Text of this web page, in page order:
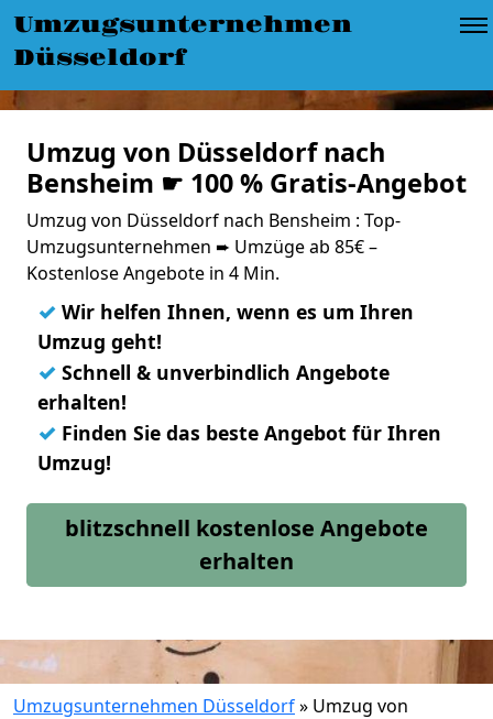
Umzugsunternehmen
Düsseldorf
Umzug von Düsseldorf nach
Bensheim ☛ 100 % Gratis-Angebot
Umzug von Düsseldorf nach Bensheim : Top-
Umzugsunternehmen ➨ Umzüge ab 85€ –
Kostenlose Angebote in 4 Min.
✓ Wir helfen Ihnen, wenn es um Ihren
Umzug geht!
✓ Schnell & unverbindlich Angebote
erhalten!
✓ Finden Sie das beste Angebot für Ihren
Umzug!
blitzschnell kostenlose Angebote
erhalten
Umzugsunternehmen Düsseldorf» Umzug von